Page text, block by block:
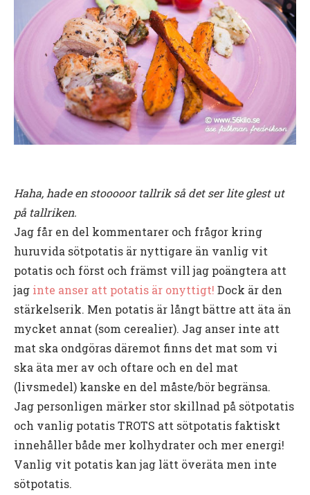
Haha, hade en stooooor tallrik så det ser lite glest ut
på tallriken.
Jag får en del kommentarer och frågor kring
huruvida sötpotatis är nyttigare än vanlig vit
potatis och först och främst vill jag poängtera att
jag inte anser att potatis är onyttigt! Dock är den
stärkelserik. Men potatis är långt bättre att äta än
mycket annat (som cerealier). Jag anser inte att
mat ska ondgöras däremot finns det mat som vi
ska äta mer av och oftare och en del mat
(livsmedel) kanske en del måste/bör begränsa.
Jag personligen märker stor skillnad på sötpotatis
och vanlig potatis TROTS att sötpotatis faktiskt
innehåller både mer kolhydrater och mer energi!
Vanlig vit potatis kan jag lätt överäta men inte
sötpotatis.